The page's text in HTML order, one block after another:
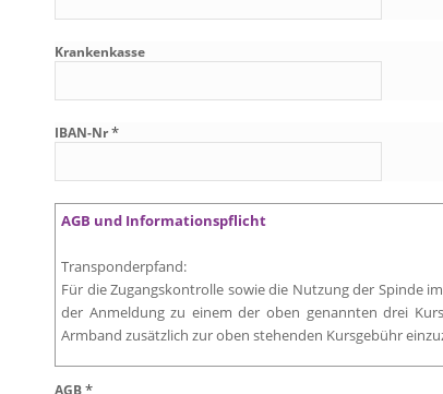
Krankenkasse
IBAN-Nr*
AGB und Informationspflicht
Transponderpfand:
Für die Zugangskontrolle sowie die Nutzung der Spinde
der Anmeldung zu einem der oben genannten drei
Armband zusätzlich zur oben stehenden Kursgebühr
Kursausfall:
*